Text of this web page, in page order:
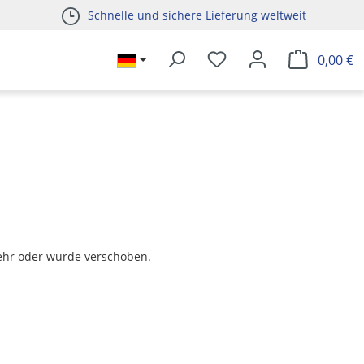
Schnelle und sichere Lieferung weltweit
0,00 €
oder wurde verschoben.